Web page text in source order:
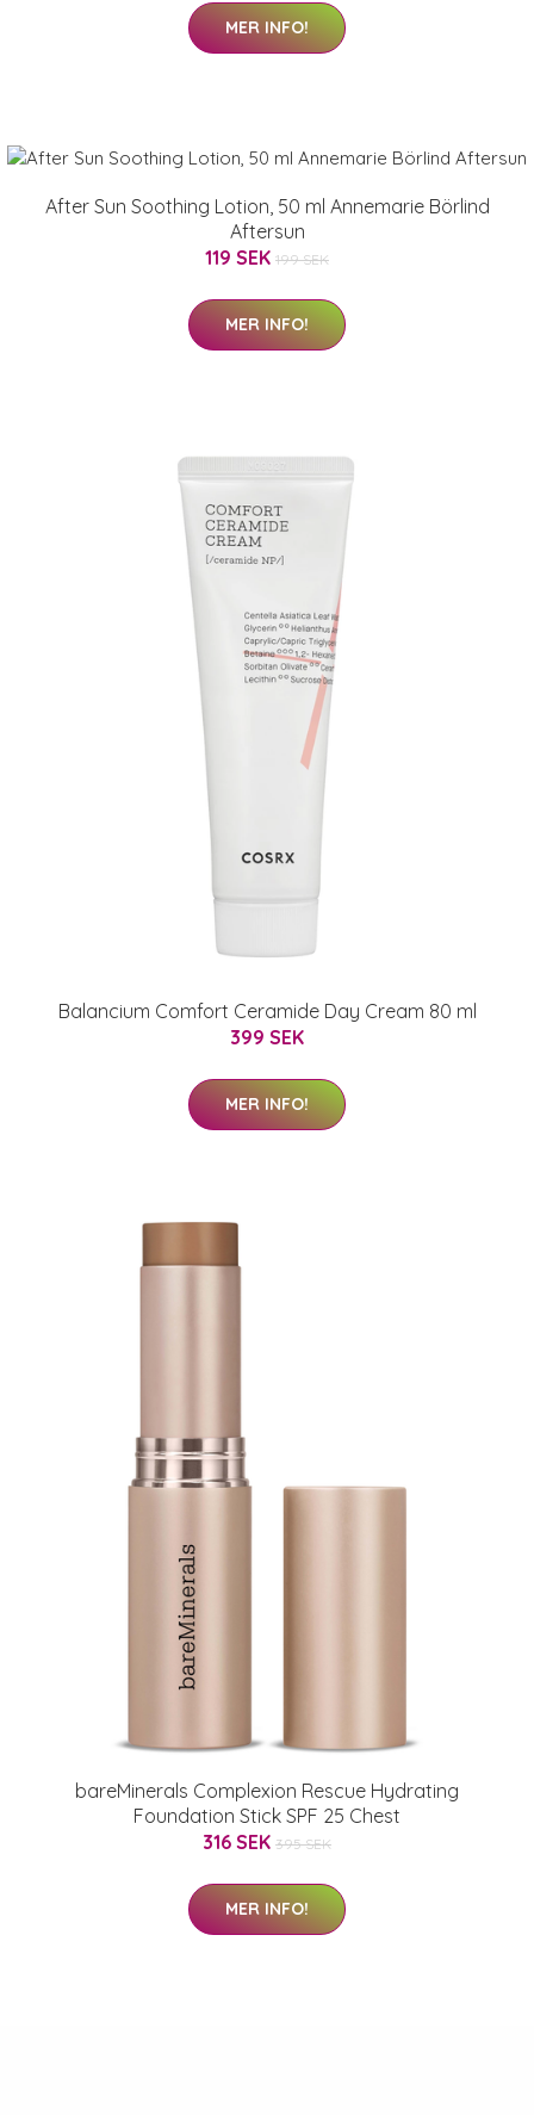
MER INFO!
After Sun Soothing Lotion, 50 ml Annemarie Börlind
Aftersun
119 SEK 199 SEK
MER INFO!
Balancium Comfort Ceramide Day Cream 80 ml
399 SEK
MER INFO!
bareMinerals Complexion Rescue Hydrating
Foundation Stick SPF 25 Chest
316 SEK 395 SEK
MER INFO!